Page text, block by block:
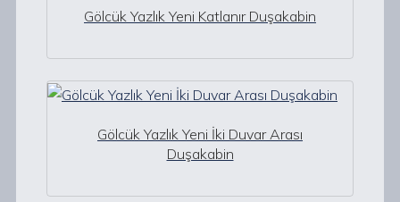
Gölcük Yazlık Yeni Katlanır Duşakabin
Gölcük Yazlık Yeni İki Duvar Arası
Duşakabin